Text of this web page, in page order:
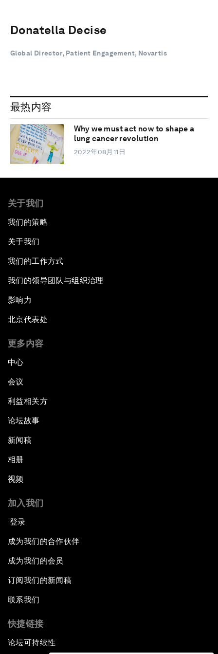
Donatella Decise
Global Director, Patient Engagement, Novartis
最热内容
Why we must act now to shape a
lung cancer revolution
2022年08月11日
关于我们
我们的策略
关于我们
我们的工作方式
我们的领导团队与组织治理
影响力
北京代表处
更多内容
中心
会议
利益相关方
论坛故事
新闻稿
相册
视频
加入我们
登录
成为我们的合作伙伴
成为我们的会员
订阅我们的新闻稿
联系我们
快捷链接
论坛可持续性